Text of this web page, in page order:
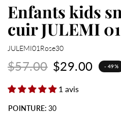
Enfants kids
cuir JULEMI 01
JULEMI01Rose30
$57.00 $29.00 - 49%
1 avis
POINTURE: 30